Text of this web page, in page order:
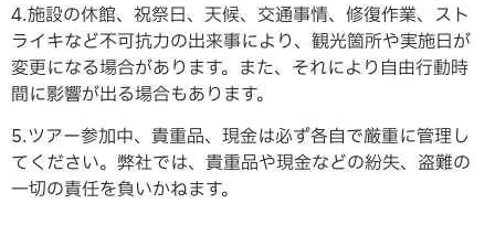
4.施設の休館、祝祭日、天候、交通事情、修復作業、スト
ライキなど不可抗力の出来事により、観光箇所や実施日が
変更になる場合があります。また、それにより自由行動時
間に影響が出る場合もあります。
5.ツアー参加中、貴重品、現金は必ず各自で厳重に管理し
てください。弊社では、貴重品や現金などの紛失、盗難の
一切の責任を負いかねます。